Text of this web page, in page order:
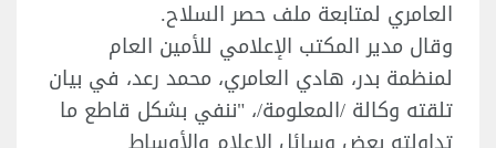
العامري لمتابعة ملف حصر السلاح.
وقال مدير المكتب الإعلامي للأمين العام
لمنظمة بدر، هادي العامري، محمد رعد، في بيان
تلقته وكالة /المعلومة/، "ننفي بشكل قاطع ما